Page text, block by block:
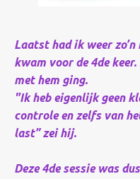
Laatst had ik weer zo’n
kwam voor de 4de
met hem ging.
"Ik heb eigenlijk geen
controle en zelfs van
last” zei hij.
Deze 4de sessie was